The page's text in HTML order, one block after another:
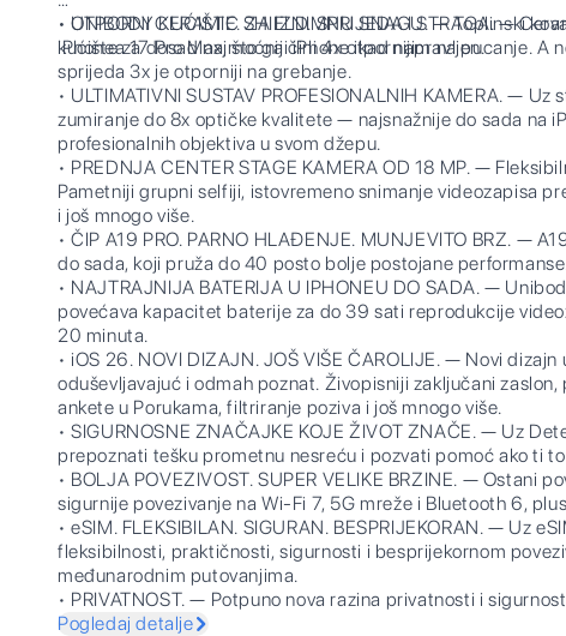
• UNIBODY KUĆIŠTE. ZA IZNIMNU SNAGU. — Toplinski
kućište za dosad najmoćniji iPhone ikad napravljen.
• OTPORNI CERAMIC SHIELD. SPRIJEDA I STRAGA. —
iPhonea 17 Pro Max, što ga čini 4x otpornijim na pucanje. A
sprijeda 3x je otporniji na grebanje.
• ULTIMATIVNI SUSTAV PROFESIONALNIH KAMERA. —
zumiranje do 8x optičke kvalitete — najsnažnije do sada na
profesionalnih objektiva u svom džepu.
• PREDNJA CENTER STAGE KAMERA OD 18 MP. —
Pametniji grupni selfiji, istovremeno snimanje videozapisa
i još mnogo više.
• ČIP A19 PRO. PARNO HLAĐENJE. MUNJEVITO BRZ. —
do sada, koji pruža do 40 posto bolje postojane
• NAJTRAJNIJA BATERIJA U IPHONEU DO SADA. —
povećava kapacitet baterije za do 39 sati reprodukcije
20 minuta.
• iOS 26. NOVI DIZAJN. JOŠ VIŠE ČAROLIJE. — Novi dizajn
oduševljavajuć i odmah poznat. Živopisniji zaključani
ankete u Porukama, filtriranje poziva i još mnogo više.
• SIGURNOSNE ZNAČAJKE KOJE ŽIVOT ZNAČE. — Uz
prepoznati tešku prometnu nesreću i pozvati pomoć ako ti
• BOLJA POVEZIVOST. SUPER VELIKE BRZINE. — Ostani
sigurnije povezivanje na Wi-Fi 7, 5G mreže i Bluetooth 6,
• eSIM. FLEKSIBILAN. SIGURAN. BESPRIJEKORAN. — Uz
fleksibilnosti, praktičnosti, sigurnosti i besprijekornom
međunarodnim putovanjima.
• PRIVATNOST. — Potpuno nova razina privatnosti i
Pogledaj detalje